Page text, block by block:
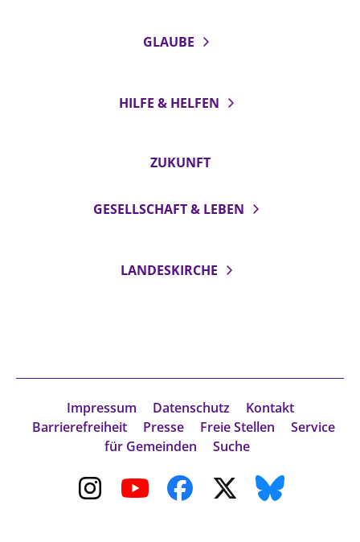
GLAUBE
HILFE & HELFEN
ZUKUNFT
GESELLSCHAFT & LEBEN
LANDESKIRCHE
Impressum Datenschutz
Kontakt
Barrierefreiheit
Presse Freie Stellen
Service
für Gemeinden
Suche